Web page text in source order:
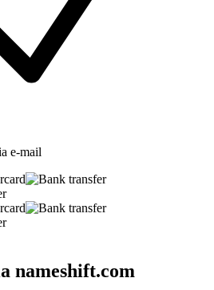
e-mail
nameshift.com